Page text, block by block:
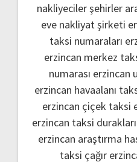
nakliyeciler şehirler
eve nakliyat şirketi
taksi numaraları
erzincan merkez
numarası erzincan
erzincan havaalanı
erzincan çiçek taksi
erzincan taksi durakları
erzincan araştırma
taksi çağır